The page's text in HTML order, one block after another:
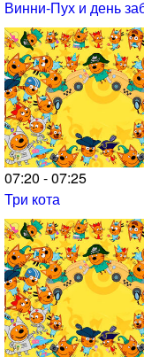
Винни-Пух и день
07:20 - 07:25
Три кота